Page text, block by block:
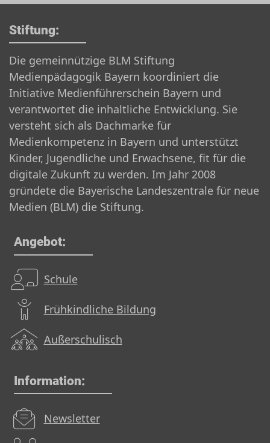
Stiftung:
Die gemeinnützige BLM Stiftung
Medienpädagogik Bayern koordiniert die
Initiative Medienführerschein Bayern und
verantwortet die inhaltliche Entwicklung. Sie
versteht sich als Dachmarke für
Medienkompetenz in Bayern und unterstützt
Kinder, Jugendliche und Erwachsene, fit für die
digitale Zukunft zu werden. Im Jahr 2008
gründete die Bayerische Landeszentrale für neue
Medien (BLM) die Stiftung.
Angebot:
Schule
Frühkindliche Bildung
Außerschulisch
Information:
Newsletter